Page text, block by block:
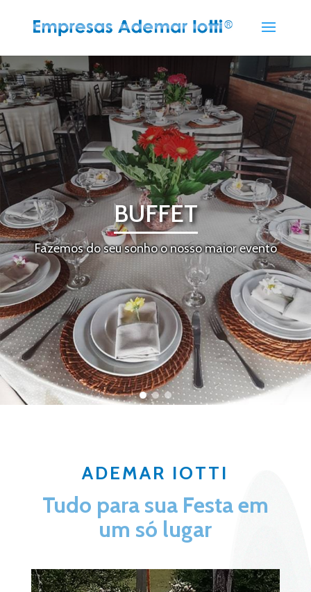
BUFFET
Fazemos do seu sonho o nosso maior evento
ADEMAR IOTTI
Tudo para sua Festa em
um só lugar